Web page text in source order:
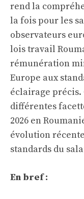
rend la
la fois pour les
observateurs
lois travail
rémunération
Europe aux
éclairage précis.
différentes
2026 en
évolution
standards du
En bref :